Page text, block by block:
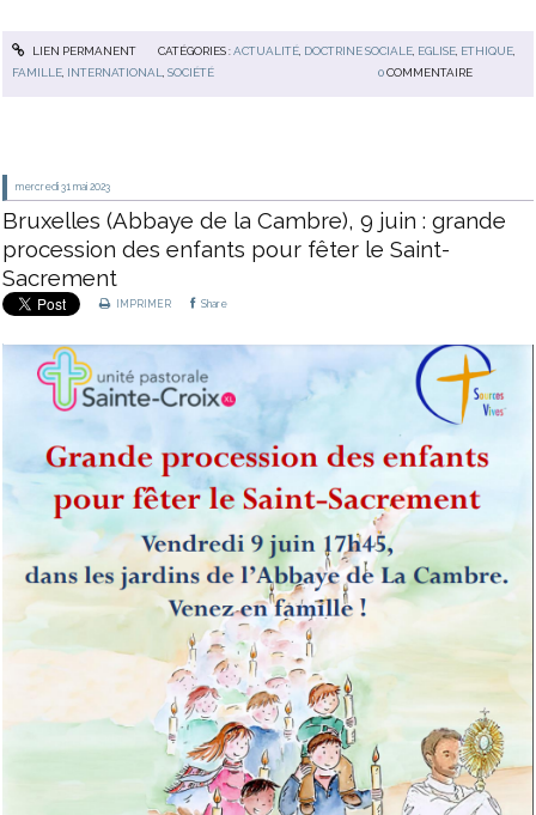
LIEN PERMANENT CATÉGORIES :ACTUALITÉ, DOCTRINE SOCIALE, EGLISE, ETHIQUE,
FAMILLE INTERNATIONAL ,SOCIÉTÉ 0 COMMENTAIRE
mercredi 31 mai 2023
Bruxelles (Abbaye de la Cambre), 9 juin : grande
procession des enfants pour fêter le Saint-
Sacrement
IMPRIMER Share